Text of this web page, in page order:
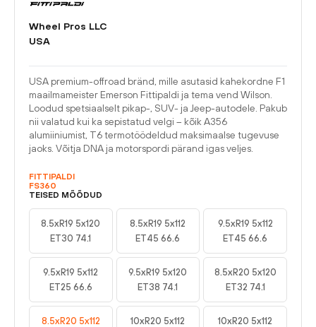
Wheel Pros LLC
USA
USA premium-offroad bränd, mille asutasid kahekordne F1
maailmameister Emerson Fittipaldi ja tema vend Wilson.
Loodud spetsiaalselt pikap-, SUV- ja Jeep-autodele. Pakub
nii valatud kui ka sepistatud velgi – kõik A356
alumiiniumist, T6 termotöödeldud maksimaalse tugevuse
jaoks. Võitja DNA ja motorspordi pärand igas veljes.
FITTIPALDI
FS360
TEISED MÕÕDUD
8.5xR19 5x120
ET30 74.1
8.5xR19 5x112
ET45 66.6
9.5xR19 5x112
ET45 66.6
9.5xR19 5x112
ET25 66.6
9.5xR19 5x120
ET38 74.1
8.5xR20 5x120
ET32 74.1
8.5xR20 5x112
10xR20 5x112
10xR20 5x112